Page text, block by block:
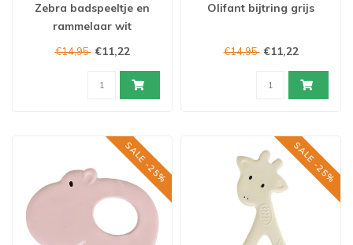
Zebra badspeeltje en
rammelaar wit
€14,95 €11,22
Olifant bijtring grijs
€14,95 €11,22
SALE -25% SALE -25%